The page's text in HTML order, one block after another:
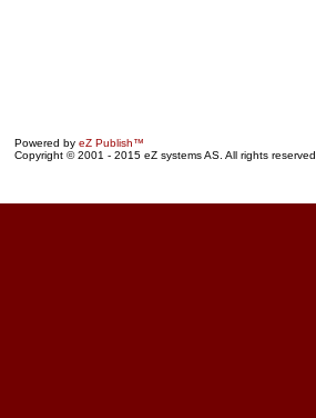
Powered by eZ Publish™
Copyright © 2001 - 2015 eZ systems AS. All rights reserved.